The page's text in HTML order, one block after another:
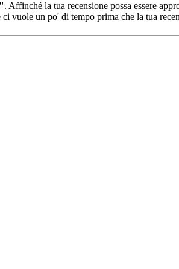
. Affinché la tua recensione possa essere
vuole un po' di tempo prima che la tua